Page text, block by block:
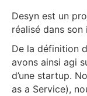
Desyn est un
réalisé dans
De la définition
avons ainsi agi
d’une startup.
as a Service),